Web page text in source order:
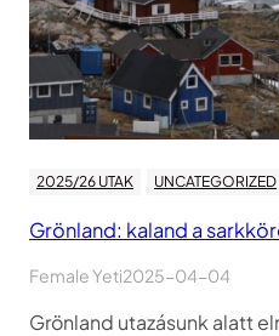
2025/26 UTAK UNCATEGORIZED
Grönland: kaland a
Female Yeti2025-04-04
Grönland utazásunk alatt